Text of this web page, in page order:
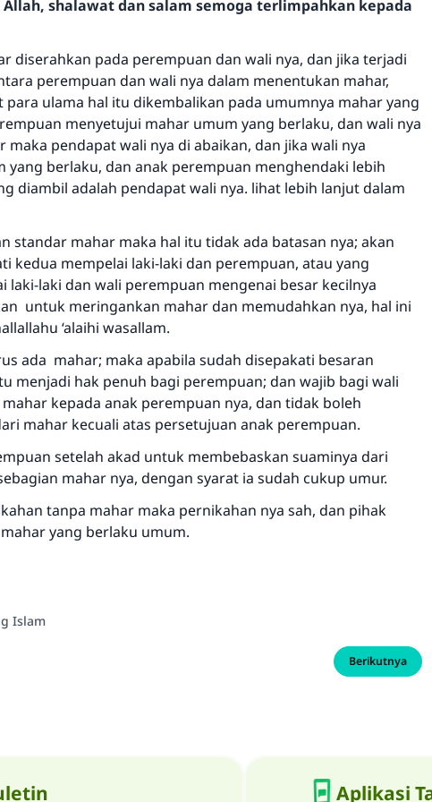
Allah, shalawat dan salam semoga terlimpahkan kepada
diserahkan pada perempuan dan wali nya, dan jika terjadi
perempuan dan wali nya dalam menentukan mahar,
para ulama hal itu dikembalikan pada umumnya mahar yang
menyetujui mahar umum yang berlaku, dan wali nya
maka pendapat wali nya di abaikan, dan jika wali nya
yang berlaku, dan anak perempuan menghendaki lebih
diambil adalah pendapat wali nya. lihat lebih lanjut dalam
standar mahar maka hal itu tidak ada batasan nya; akan
kedua mempelai laki-laki dan perempuan, atau yang
laki-laki dan wali perempuan mengenai besar kecilnya
untuk meringankan mahar dan memudahkan nya, hal ini
‘alaihi wasallam.
ada mahar; maka apabila sudah disepakati besaran
menjadi hak penuh bagi perempuan; dan wajib bagi wali
kepada anak perempuan nya, dan tidak boleh
mahar kecuali atas persetujuan anak perempuan.
setelah akad untuk membebaskan suaminya dari
mahar nya, dengan syarat ia sudah cukup umur.
tanpa mahar maka pernikahan nya sah, dan pihak
yang berlaku umum.
Islam
Berikutnya
Aplikasi
no. 110845 menyelamatkan
pernikahan.
dalam memberikan jawaban untuk umat
Rasulullah ﷺ bersabda
menunjukkan suatu kebaikan, meka dia akan
melakukannya"
MUSLIM, 1893
Saham